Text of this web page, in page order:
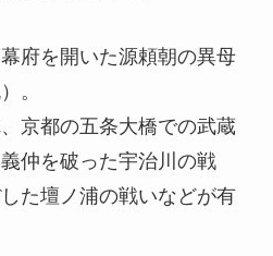
府を開いた源頼朝の異母
。
京都の五条大橋での武蔵
仲を破った宇治川の戦
た壇ノ浦の戦いなどが有